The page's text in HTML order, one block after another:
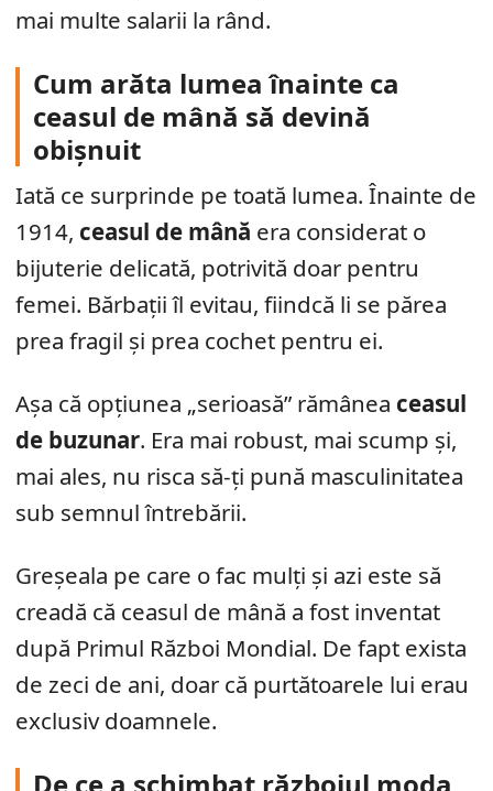
mai multe salarii la rând.
Cum arăta lumea înainte ca
ceasul de mână să devină
obișnuit
Iată ce surprinde pe toată lumea. Înainte de
1914, ceasul de mână era considerat o
bijuterie delicată, potrivită doar pentru
femei. Bărbații îl evitau, fiindcă li se părea
prea fragil și prea cochet pentru ei.
Așa că opțiunea „serioasă” rămânea ceasul
de buzunar. Era mai robust, mai scump și,
mai ales, nu risca să-ți pună masculinitatea
sub semnul întrebării.
Greșeala pe care o fac mulți și azi este să
creadă că ceasul de mână a fost inventat
după Primul Război Mondial. De fapt exista
de zeci de ani, doar că purtătoarele lui erau
exclusiv doamnele.